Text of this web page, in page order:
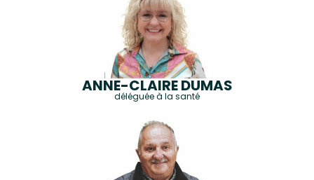
ANNE-CLAIRE DUMAS
déléguée à la santé